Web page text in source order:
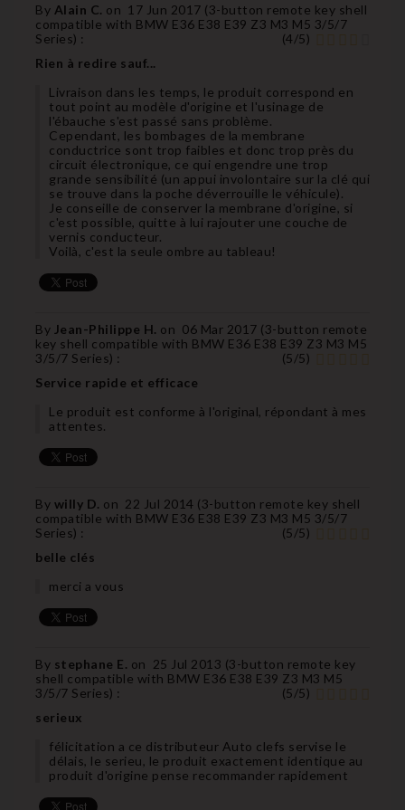
By Alain C. on 17 Jun 2017 (3-button remote key shell
compatible with BMW E36 E38 E39 Z3 M3 M5 3/5/7
Series) : (4/5)
Rien à redire sauf...
Livraison dans les temps, le produit correspond en
tout point au modèle d'origine et l'usinage de
l'ébauche s'est passé sans problème.
Cependant, les bombages de la membrane
conductrice sont trop faibles et donc trop près du
circuit électronique, ce qui engendre une trop
grande sensibilité (un appui involontaire sur la clé qui
se trouve dans la poche déverrouille le véhicule).
Je conseille de conserver la membrane d'origine, si
c'est possible, quitte à lui rajouter une couche de
vernis conducteur.
Voilà, c'est la seule ombre au tableau!
By Jean-Philippe H. on 06 Mar 2017 (3-button remote
key shell compatible with BMW E36 E38 E39 Z3 M3 M5
3/5/7 Series) : (5/5)
Service rapide et efficace
Le produit est conforme à l'original, répondant à mes
attentes.
By willy D. on 22 Jul 2014 (3-button remote key shell
compatible with BMW E36 E38 E39 Z3 M3 M5 3/5/7
Series) : (5/5)
belle clés
merci a vous
By stephane E. on 25 Jul 2013 (3-button remote key
shell compatible with BMW E36 E38 E39 Z3 M3 M5
3/5/7 Series) : (5/5)
serieux
félicitation a ce distributeur Auto clefs servise le
délais, le serieu, le produit exactement identique au
produit d'origine pense recommander rapidement